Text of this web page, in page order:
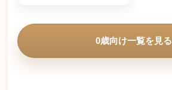
0歳向け一覧を見る